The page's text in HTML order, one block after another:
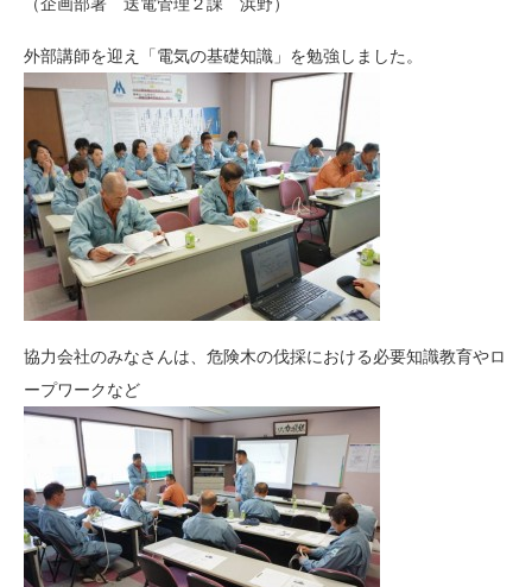
外部講師を迎え「電気の基礎知識」を勉強しました。
協力会社のみなさんは、危険木の伐採における必要知識教育やロ
ープワークなど